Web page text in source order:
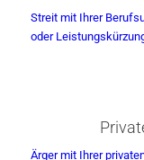
Streit mit Ihrer
oder
Ärger mit Ihrer